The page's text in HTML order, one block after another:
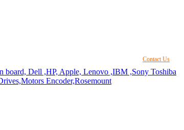
Contact Us